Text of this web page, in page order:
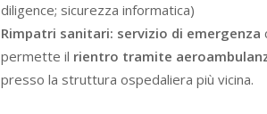
diligence; sicurezza informatica)
Rimpatri sanitari: servizio di emergenza
permette il rientro tramite
presso la struttura ospedaliera più vicina.